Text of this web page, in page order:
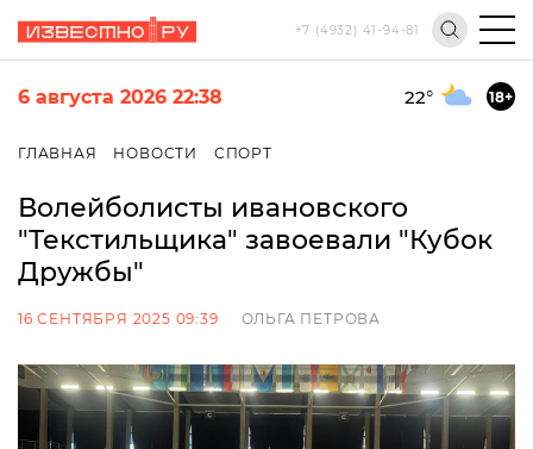
+7 (4932) 41-94-81
6 августа 2026 22:38 22° 18+
ГЛАВНАЯ НОВОСТИ СПОРТ
Волейболисты ивановского
"Текстильщика" завоевали "Кубок
Дружбы"
16 СЕНТЯБРЯ 2025 09:39 ОЛЬГА ПЕТРОВА